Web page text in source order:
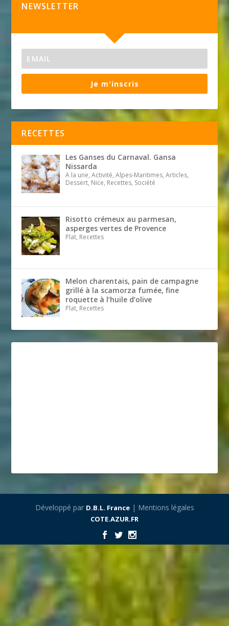
NEWSLETTER
Je m'inscris
RECETTES
Les Ganses du Carnaval. Gansa
Nissarda
A la une, Activité, Alpes-Maritimes, Articles,
Dessert, Nice, Recettes, Société
Risotto crémeux au parmesan,
asperges vertes de Provence
Plat, Recettes
Melon charentais, pain de campagne
grillé à la scamorza fumée, fine
roquette à l’huile d’olive
Plat, Recettes
Développé par D.B.L. France| Mentions légales
COTE.AZUR.FR